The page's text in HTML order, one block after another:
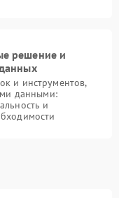
решение и
и инструментов,
данными:
и